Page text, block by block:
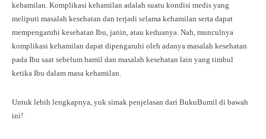
kehamilan. Komplikasi kehamilan adalah suatu kondisi medis yang
meliputi masalah kesehatan dan terjadi selama kehamilan serta dapat
mempengaruhi kesehatan Ibu, janin, atau keduanya. Nah, munculnya
komplikasi kehamilan dapat dipengaruhi oleh adanya masalah kesehatan
pada Ibu saat sebelum hamil dan masalah kesehatan lain yang timbul
ketika Ibu dalam masa kehamilan.
Untuk lebih lengkapnya, yuk simak penjelasan dari BukuBumil di bawah
ini!